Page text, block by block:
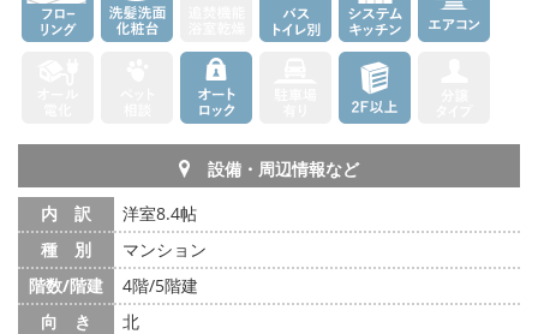
設備・周辺情報など
内 訳
洋室8.4帖
種 別
マンション
階数/階建
4階/5階建
向 き
北